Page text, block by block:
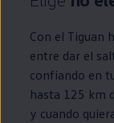
Con el Tiguan
entre dar el
confiando en
hasta 125 km
y cuando